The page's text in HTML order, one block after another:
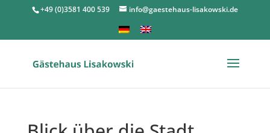
+49 (0)3581 400 539 info@gaestehaus-lisakowski.de